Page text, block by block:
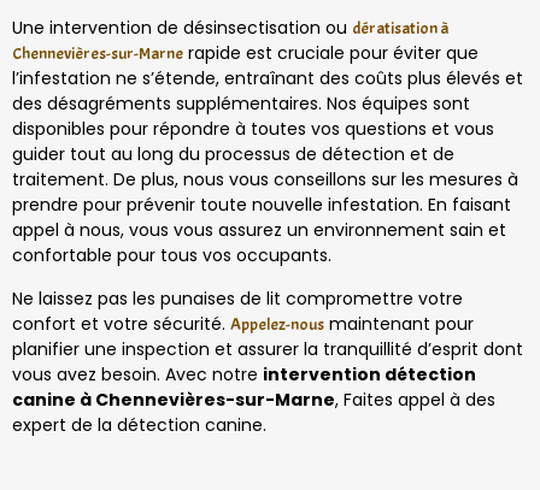
Une intervention de désinsectisation ou dératisation à
Chennevières-sur-Marne rapide est cruciale pour éviter que
l’infestation ne s’étende, entraînant des coûts plus élevés et
des désagréments supplémentaires. Nos équipes sont
disponibles pour répondre à toutes vos questions et vous
guider tout au long du processus de détection et de
traitement. De plus, nous vous conseillons sur les mesures à
prendre pour prévenir toute nouvelle infestation. En faisant
appel à nous, vous vous assurez un environnement sain et
confortable pour tous vos occupants.
Ne laissez pas les punaises de lit compromettre votre
confort et votre sécurité. Appelez-nous maintenant pour
planifier une inspection et assurer la tranquillité d’esprit dont
vous avez besoin. Avec notre intervention détection
canine à Chennevières-sur-Marne, Faites appel à des
expert de la détection canine.